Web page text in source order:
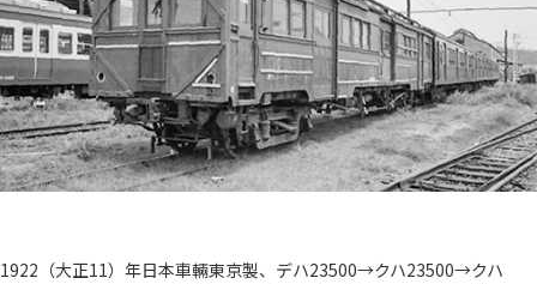
1922（大正11）年日本車輛東京製、デハ23500→クハ23500→クハ